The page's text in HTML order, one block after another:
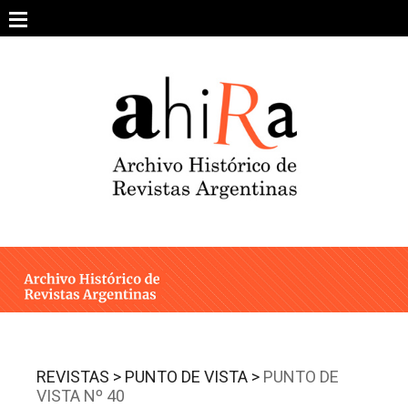
content
ARCHIVO DE REVISTAS
ESTUDIOS CRÍTICOS
INTEGRANTES
CONTACTO
REVISTAS > PUNTO DE VISTA > PUNTO DE
VISTA Nº 40